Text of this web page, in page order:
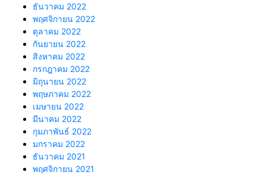
ธันวาคม 2022
พฤศจิกายน 2022
ตุลาคม 2022
กันยายน 2022
สิงหาคม 2022
กรกฎาคม 2022
มิถุนายน 2022
พฤษภาคม 2022
เมษายน 2022
มีนาคม 2022
กุมภาพันธ์ 2022
มกราคม 2022
ธันวาคม 2021
พฤศจิกายน 2021